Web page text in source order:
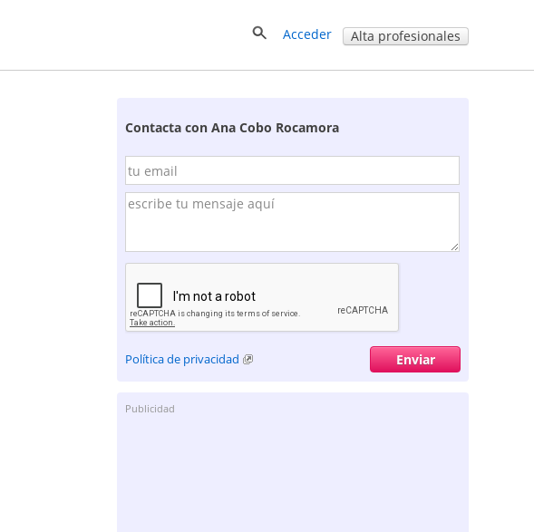
Acceder Alta profesionales
Contacta con Ana Cobo Rocamora
Política de privacidad
Publicidad